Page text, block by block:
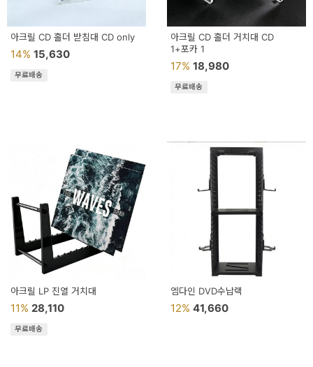
자
이
크
전
이
벤
기
획
전
아크릴 CD 홀더 받침대 CD only
14% 15,630
무료배송
아크릴 CD 홀더 거치대 CD
1+포카 1
17% 18,980
무료배송
아크릴 LP 진열 거치대
11% 28,110
무료배송
엠다인 DVD수납랙
12% 41,660